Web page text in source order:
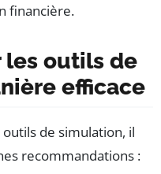
financière.
outils de
efficace
de simulation, il
recommandations :